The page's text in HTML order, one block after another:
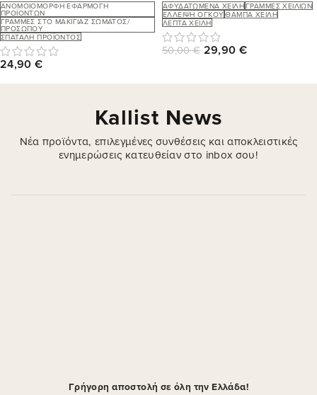
ΑΝΟΜΟΙΌΜΟΡΦΗ ΕΦΑΡΜΟΓΉ
ΠΡΟΪΌΝΤΩΝ
ΓΡΑΜΜΈΣ ΣΤΟ ΜΑΚΙΓΙΆΖ ΣΏΜΑΤΟΣ/
ΠΡΟΣΏΠΟΥ
ΣΠΑΤΆΛΗ ΠΡΟΪΌΝΤΟΣ
24,90 €
ΑΦΥΔΑΤΩΜΈΝΑ ΧΕΊΛΗΓΡΑΜΜΈΣ ΧΕΙΛΙΏΝ
ΈΛΛΕΙΨΗ ΌΓΚΟΥ ΘΑΜΠΆ ΧΕΊΛΗ
ΛΕΠΤΆ ΧΕΊΛΗ
50,00€ 29,90 €
Kallist News
Νέα προϊόντα, επιλεγμένες συνθέσεις και αποκλειστικές
ενημερώσεις κατευθείαν στο inbox σου!
Γρήγορη αποστολή σε όλη την Ελλάδα!